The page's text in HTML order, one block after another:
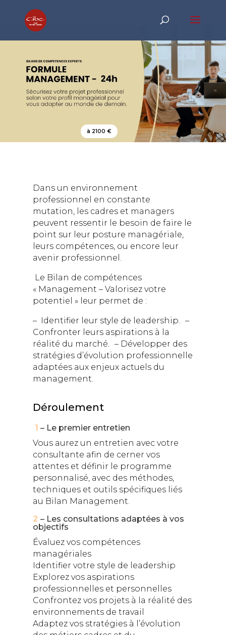
à 2100 €
Dans un environnement
professionnel en constante
mutation, les cadres et managers
peuvent ressentir le besoin de faire le
point sur leur posture managériale,
leurs compétences, ou encore leur
avenir professionnel.
Le Bilan de compétences
« Management – Valorisez votre
potentiel » leur permet de :
– Identifier leur style de leadership. –
Confronter leurs aspirations à la
réalité du marché. – Développer des
stratégies d’évolution professionnelle
adaptées aux enjeux actuels du
management.
Déroulement
1 – Le premier entretien
Vous aurez un entretien avec votre
consultante afin de cerner vos
attentes et définir le programme
personnalisé, avec des méthodes,
techniques et outils spécifiques liés
au Bilan Management.
2 – Les consultations adaptées à vos
objectifs
Évaluez vos compétences
managériales
Identifier votre style de leadership
Explorez vos aspirations
professionnelles et personnelles
Confrontez vos projets à la réalité des
environnements de travail
Adaptez vos stratégies à l’évolution